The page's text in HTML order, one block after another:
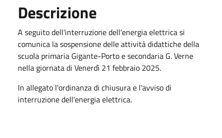
Descrizione
A seguito dell'interruzione dell'energia elettrica si
comunica la sospensione delle attività didattiche della
scuola primaria Gigante-Porto e secondaria G. Verne
nella giornata di Venerdì 21 febbraio 2025.
In allegato l'ordinanza di chiusura e l'avviso di
interruzione dell'energia elettrica.